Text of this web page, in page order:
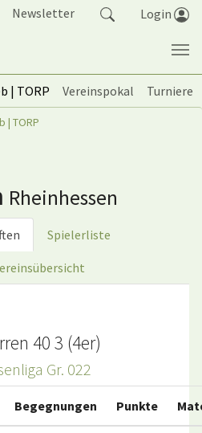
Newsletter Login
| TORP Vereinspokal
Turniere
| TORP
Rheinhessen
Spielerliste
40 3 (4er)
Gr. 022
Begegnungen Punkte